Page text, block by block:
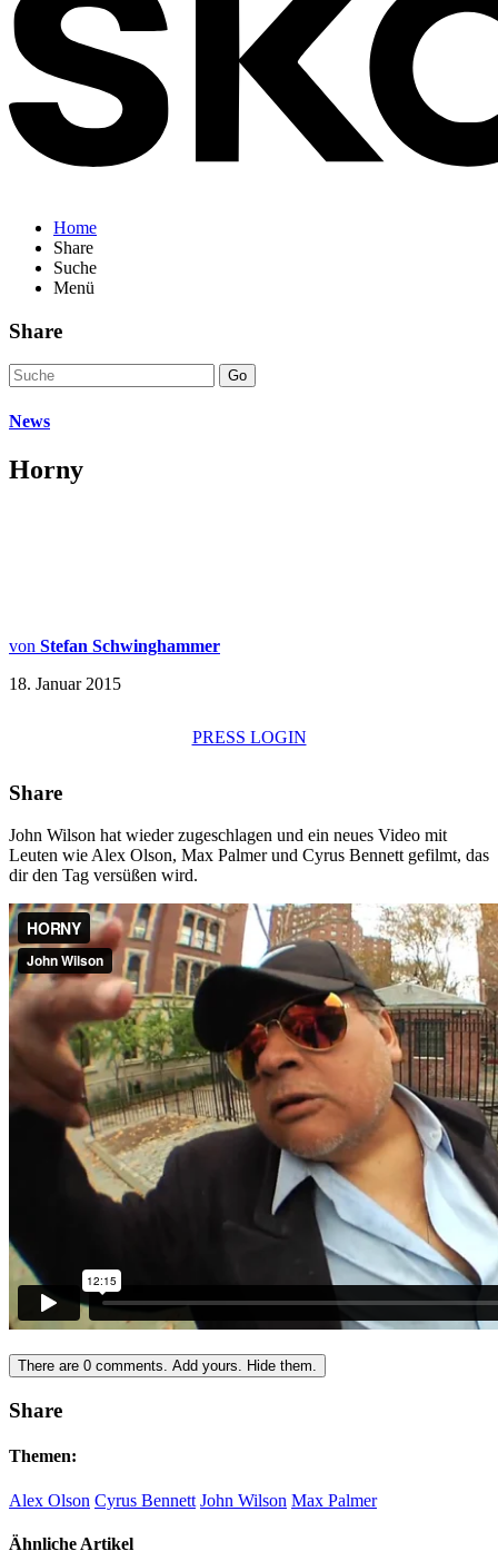
Home
Share
Suche
Menü
Share
Go
News
Horny
von Stefan Schwinghammer
18. Januar 2015
PRESS LOGIN
Share
John Wilson hat wieder zugeschlagen und ein neues Video mit
Leuten wie Alex Olson, Max Palmer und Cyrus Bennett gefilmt, das
dir den Tag versüßen wird.
There are 0 comments. Add yours. Hide them.
Share
Themen:
Alex Olson Cyrus Bennett John Wilson Max Palmer
Ähnliche Artikel